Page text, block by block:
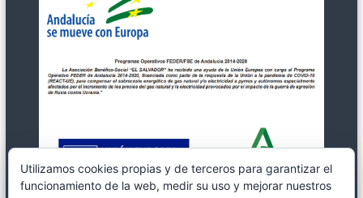
Utilizamos cookies propias y de terceros para garantizar el
funcionamiento de la web, medir su uso y mejorar nuestros